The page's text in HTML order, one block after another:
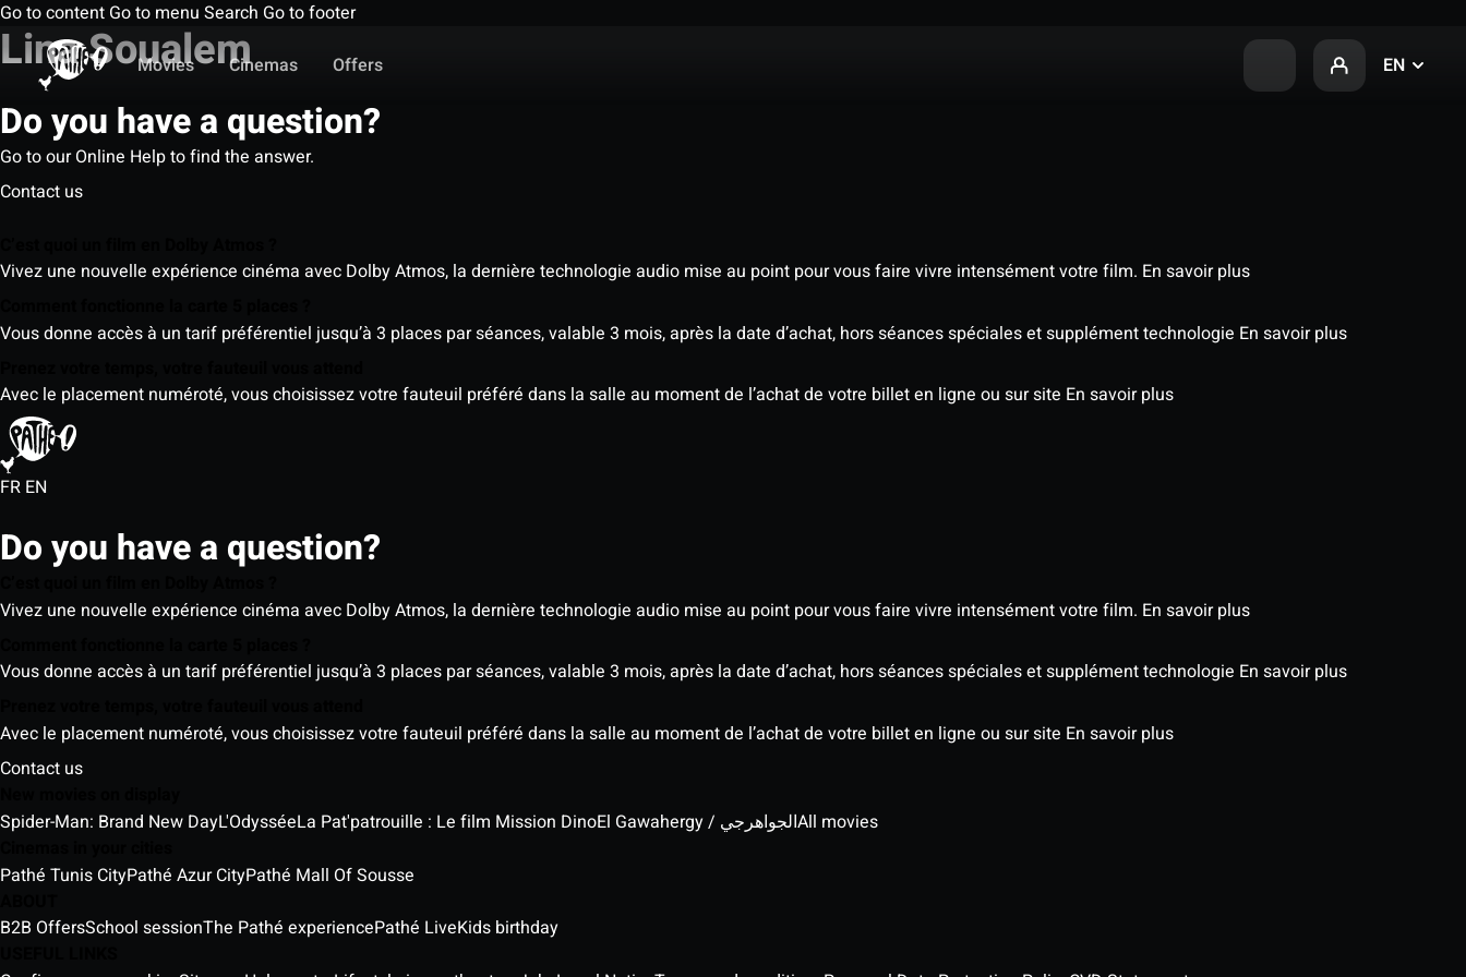
Go to content Go to menu Search Go to footer
Movies
Cinemas Offers EN
Lina Soualem
Do you have a question?
Go to our Online Help to find the answer.
Contact us
Vivez une nouvelle expérience cinéma avec Dolby Atmos, la dernière technologie audio mise au point pour vous faire vivre intensément votre film. En savoir plus
Vous donne accès à un tarif préférentiel jusqu’à 3 places par séances, valable 3 mois, après la date d’achat, hors séances spéciales et supplément technologie En savoir plus
Avec le placement numéroté, vous choisissez votre fauteuil préféré dans la salle au moment de l’achat de votre billet en ligne ou sur site En savoir plus
FR EN
Do you have a question?
Vivez une nouvelle expérience cinéma avec Dolby Atmos, la dernière technologie audio mise au point pour vous faire vivre intensément votre film. En savoir plus
Vous donne accès à un tarif préférentiel jusqu’à 3 places par séances, valable 3 mois, après la date d’achat, hors séances spéciales et supplément technologie En savoir plus
Avec le placement numéroté, vous choisissez votre fauteuil préféré dans la salle au moment de l’achat de votre billet en ligne ou sur site En savoir plus
Contact us
Spider-Man: Brand New DayL'OdysséeLa Pat'patrouille : Le film Mission Dino El Gawahergy / الجواهرجيAll movies
Pathé Tunis CityPathé Azur CityPathé Mall Of Sousse
B2B OffersSchool sessionThe Pathé experiencePathé LiveKids birthday